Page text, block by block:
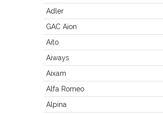
Adler
GAC Aion
Aito
Aiways
Aixam
Alfa Romeo
Alpina